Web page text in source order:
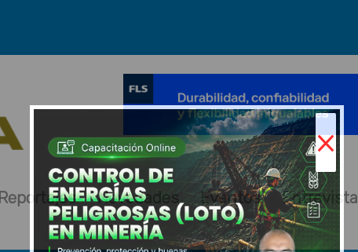
Reportajes Novedades Eventos Entrevista
×